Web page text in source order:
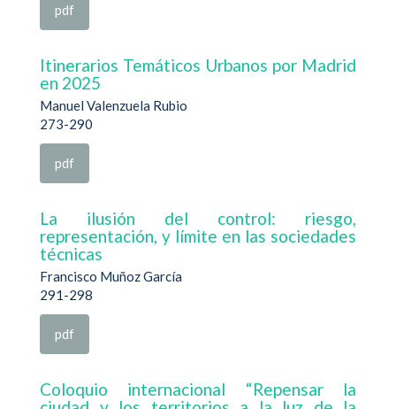
pdf
Itinerarios Temáticos Urbanos por Madrid
en 2025
Manuel Valenzuela Rubio
273-290
pdf
La ilusión del control: riesgo,
representación, y límite en las sociedades
técnicas
Francisco Muñoz García
291-298
pdf
Coloquio internacional “Repensar la